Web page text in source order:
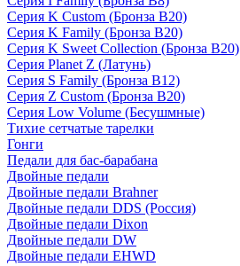
Серия K Custom (Бронза B20)
Серия K Family (Бронза B20)
Серия K Sweet Collection (Бронза B20)
Серия Planet Z (Латунь)
Серия S Family (Бронза B12)
Серия Z Custom (Бронза B20)
Серия Low Volume (Бесушмные)
Тихие сетчатые тарелки
Гонги
Педали для бас-барабана
Двойные педали
Двойные педали Brahner
Двойные педали DDS (Россия)
Двойные педали Dixon
Двойные педали DW
Двойные педали EHWD